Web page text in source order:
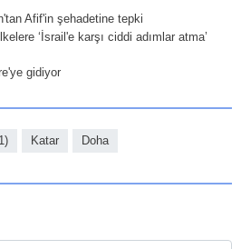
Afif'in şehadetine tepki
‘İsrail'e karşı ciddi adımlar atma’
gidiyor
Katar Doha